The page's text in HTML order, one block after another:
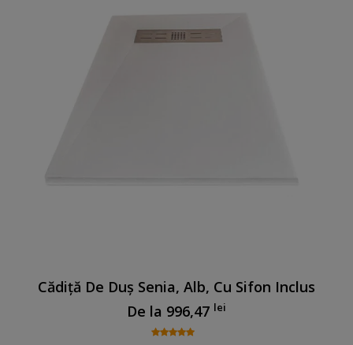
Cădiță De Duș Senia, Alb, Cu Sifon Inclus
De la 996,47 lei